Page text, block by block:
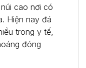
cao nơi có
Hiện nay đá
trong y tế,
đóng